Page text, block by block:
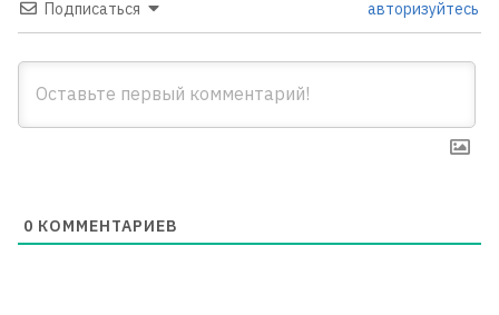
Подписаться авторизуйтесь
0 КОММЕНТАРИЕВ